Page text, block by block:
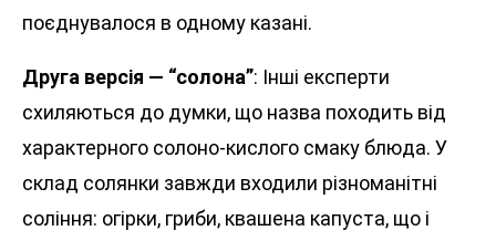
поєднувалося в одному казані.
Друга версія — “солона”: Інші експерти
схиляються до думки, що назва походить від
характерного солоно-кислого смаку блюда. У
склад солянки завжди входили різноманітні
соління: огірки, гриби, квашена капуста, що і